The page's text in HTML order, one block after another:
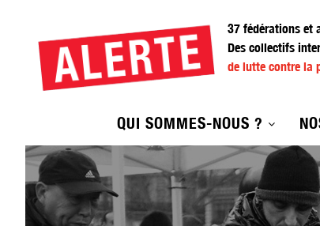
contenu
principal
37 fédérations et
Des collectifs
de lutte contre la
QUI SOMMES-NOUS ?